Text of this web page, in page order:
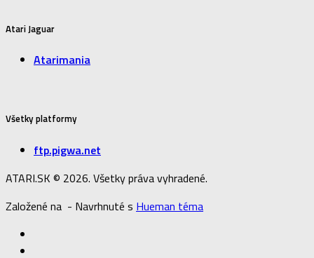
Atari Jaguar
Atarimania
Všetky platformy
ftp.pigwa.net
ATARI.SK © 2026. Všetky práva vyhradené.
Založené na - Navrhnuté s Hueman téma